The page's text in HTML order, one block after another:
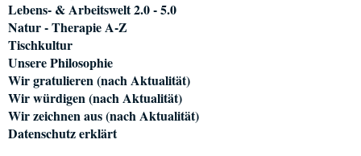
Lebens- & Arbeitswelt 2.0 - 5.0
Natur - Therapie A-Z
Tischkultur
Unsere Philosophie
Wir gratulieren (nach Aktualität)
Wir würdigen (nach Aktualität)
Wir zeichnen aus (nach Aktualität)
Datenschutz erklärt